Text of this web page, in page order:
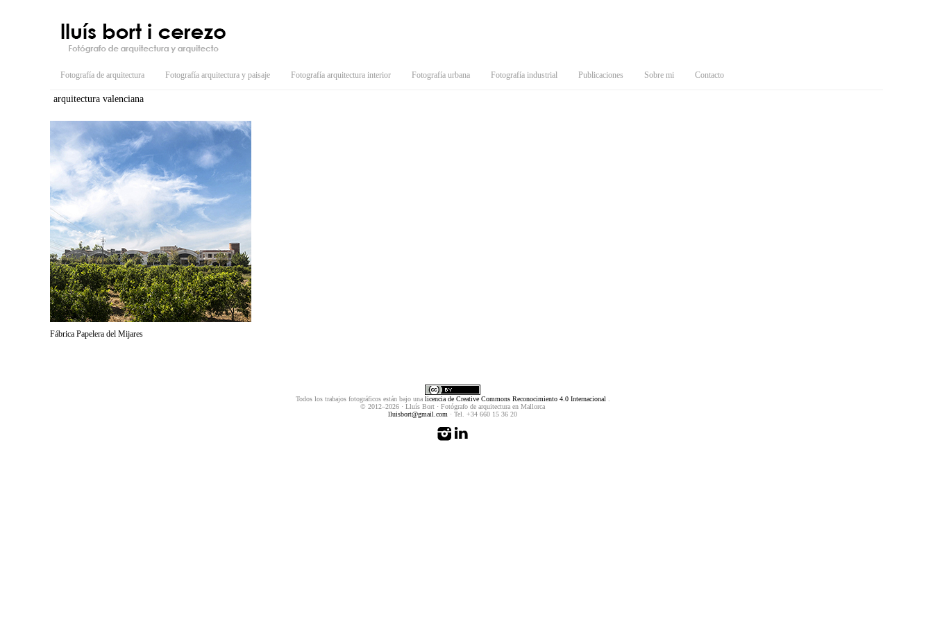
Fotografía de arquitectura Fotografía arquitectura y paisaje Fotografía arquitectura interior Fotografía urbana Fotografía industrial Publicaciones Sobre mi Contacto
arquitectura valenciana
Fábrica Papelera del Mijares
Todos los trabajos fotográficos están bajo una licencia de Creative Commons Reconocimiento 4.0 Internacional
© 2012–2026 · Lluís Bort · Fotógrafo de arquitectura en Mallorca
lluisbort@gmail.com · Tel. +34 660 15 36 20